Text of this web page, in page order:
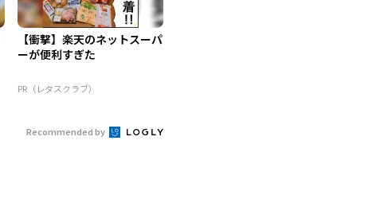
【衝撃】楽天のネットスーパ
ーが便利すぎた
PR（レタスクラブ）
Recommended by